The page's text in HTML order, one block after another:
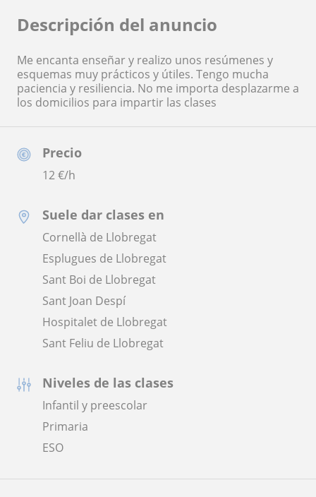
Precio
12€/h
Suele dar clases en
Cornellà de Llobregat
Esplugues de Llobregat
Sant Boi de Llobregat
Sant Joan Despí
Hospitalet de Llobregat
Sant Feliu de Llobregat
Niveles de las clases
Infantil y preescolar
Primaria
ESO
Descripción del anuncio
Me encanta enseñar y realizo unos resúmenes y
esquemas muy prácticos y útiles. Tengo mucha
paciencia y resiliencia. No me importa desplazarme a
los domicilios para impartir las clases